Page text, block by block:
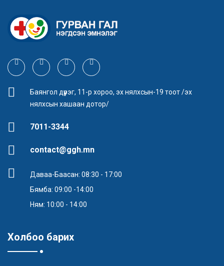
Баянгол дүүрэг, 11-р хороо, эх нялхсын-19 тоот /эх
нялхсын хашаан дотор/
7011-3344
contact@ggh.mn
Даваа-Баасан: 08:30 - 17:00
Бямба: 09:00 -14:00
Ням: 10:00 - 14:00
Холбоо барих